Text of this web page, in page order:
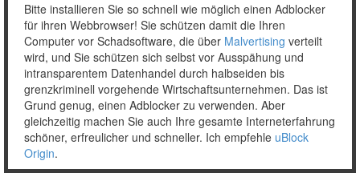
Bitte installieren Sie so schnell wie möglich einen Adblocker
für ihren Webbrowser! Sie schützen damit die Ihren
Computer vor Schadsoftware, die über Malvertising verteilt
wird, und Sie schützen sich selbst vor Ausspähung und
intransparentem Datenhandel durch halbseiden bis
grenzkriminell vorgehende Wirtschaftsunternehmen. Das ist
Grund genug, einen Adblocker zu verwenden. Aber
gleichzeitig machen Sie auch Ihre gesamte Interneterfahrung
schöner, erfreulicher und schneller. Ich empfehle uBlock
Origin.